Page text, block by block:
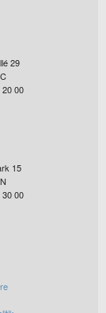
29
20 00
15
30 00